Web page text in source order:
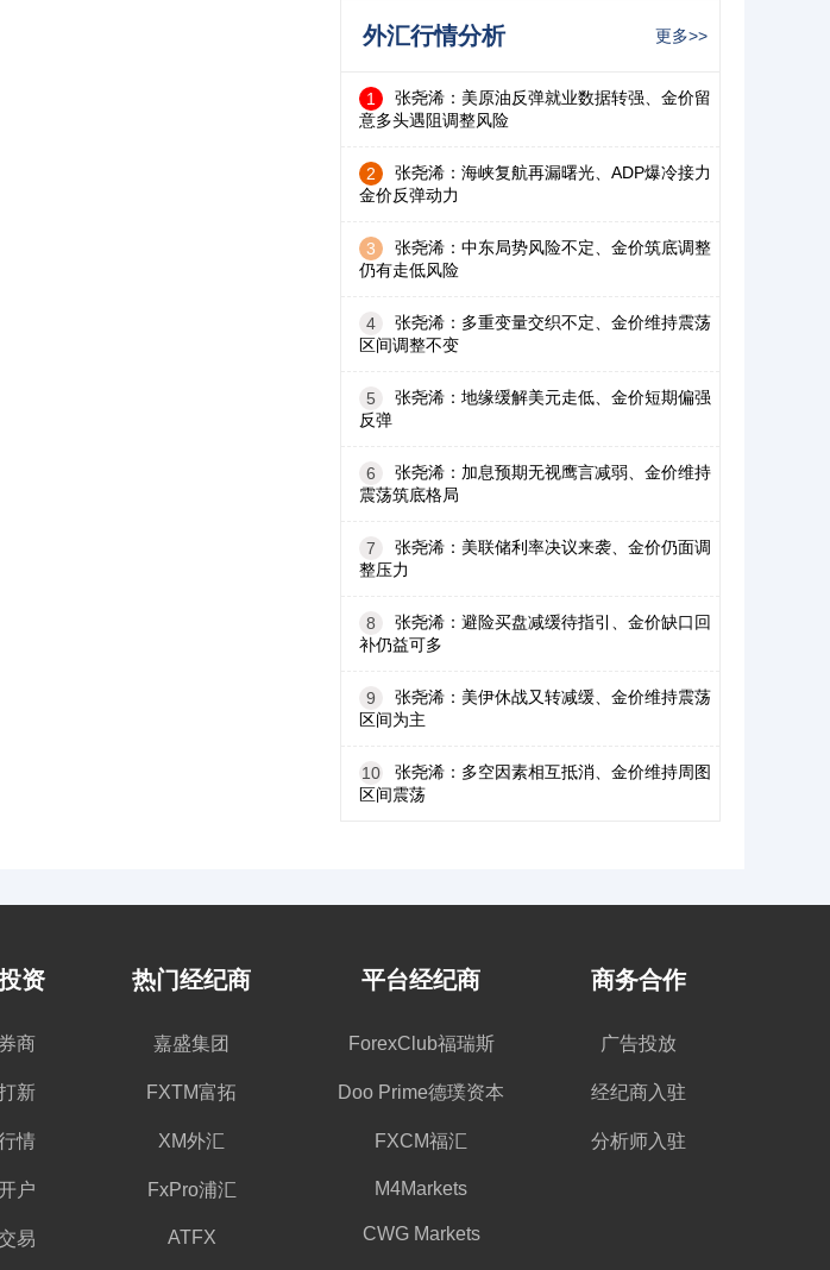
外汇行情分析 更多>>
1
张尧浠：美原油反弹就业数据转强、金价留
意多头遇阻调整风险
2
张尧浠：海峡复航再漏曙光、ADP爆冷接力
金价反弹动力
3
张尧浠：中东局势风险不定、金价筑底调整
仍有走低风险
4
张尧浠：多重变量交织不定、金价维持震荡
区间调整不变
5
张尧浠：地缘缓解美元走低、金价短期偏强
反弹
6
张尧浠：加息预期无视鹰言减弱、金价维持
震荡筑底格局
7
张尧浠：美联储利率决议来袭、金价仍面调
整压力
8
张尧浠：避险买盘减缓待指引、金价缺口回
补仍益可多
9
张尧浠：美伊休战又转减缓、金价维持震荡
区间为主
10
张尧浠：多空因素相互抵消、金价维持周图
区间震荡
资
商
新
情
户
易
热门经纪商
嘉盛集团
FXTM富拓
XM外汇
FxPro浦汇
ATFX
平台经纪商
ForexClub福瑞斯
Doo Prime德璞资本
FXCM福汇
M4Markets
CWG Markets
商务合作
广告投放
经纪商入驻
分析师入驻